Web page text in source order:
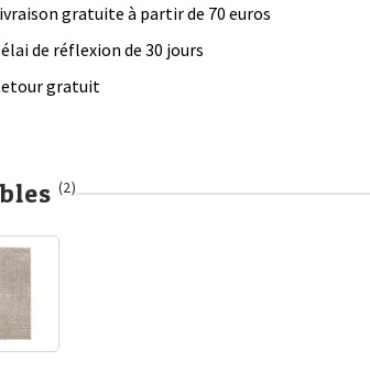
gratuite à partir de 70 euros
de réflexion de 30 jours
gratuit
(2)